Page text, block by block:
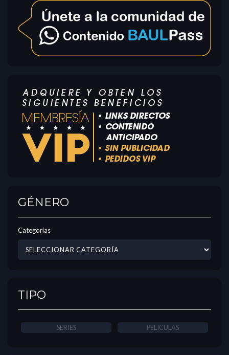
GÉNERO
Categorías
TIPO
SERIES PELICULAS